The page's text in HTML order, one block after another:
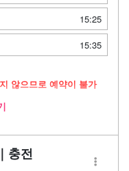
15:25
15:35
않으므로 예약이 불가
Fi 제공
충전